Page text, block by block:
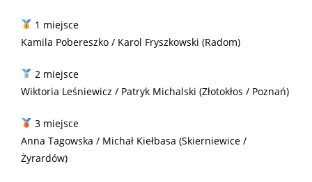
1 miejsce
Kamila Pobereszko / Karol Fryszkowski (Radom)
2 miejsce
Wiktoria Leśniewicz / Patryk Michalski (Złotokłos / Poznań)
3 miejsce
Anna Tagowska / Michał Kiełbasa (Skierniewice /
Żyrardów)